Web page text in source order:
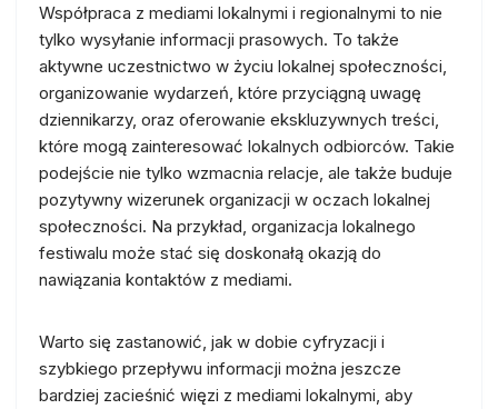
Współpraca z mediami lokalnymi i regionalnymi to nie
tylko wysyłanie informacji prasowych. To także
aktywne uczestnictwo w życiu lokalnej społeczności,
organizowanie wydarzeń, które przyciągną uwagę
dziennikarzy, oraz oferowanie ekskluzywnych treści,
które mogą zainteresować lokalnych odbiorców. Takie
podejście nie tylko wzmacnia relacje, ale także buduje
pozytywny wizerunek organizacji w oczach lokalnej
społeczności. Na przykład, organizacja lokalnego
festiwalu może stać się doskonałą okazją do
nawiązania kontaktów z mediami.
Warto się zastanowić, jak w dobie cyfryzacji i
szybkiego przepływu informacji można jeszcze
bardziej zacieśnić więzi z mediami lokalnymi, aby